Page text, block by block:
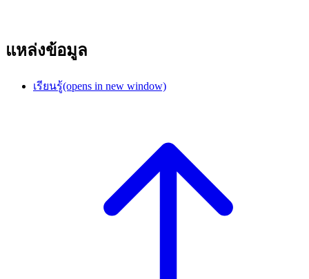
แหล่งข้อมูล
เรียนรู้(opens in new window)